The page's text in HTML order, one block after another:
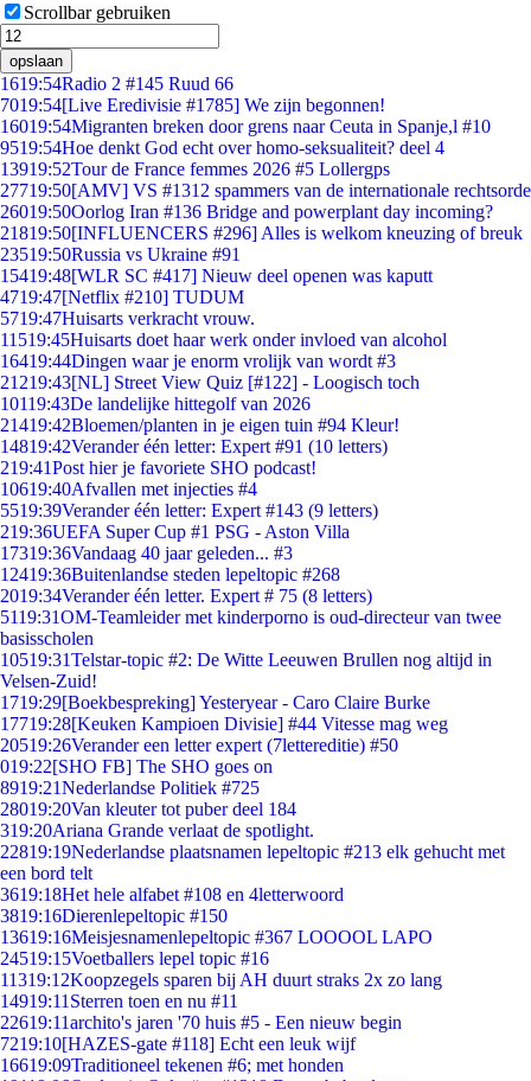
Scrollbar gebruiken
opslaan
1619:54Radio 2 #145 Ruud 66
7019:54[Live Eredivisie #1785] We zijn begonnen!
16019:54Migranten breken door grens naar Ceuta in Spanje,l #10
9519:54Hoe denkt God echt over homo-seksualiteit? deel 4
13919:52Tour de France femmes 2026 #5 Lollergps
27719:50[AMV] VS #1312 spammers van de internationale rechtsorde
26019:50Oorlog Iran #136 Bridge and powerplant day incoming?
21819:50[INFLUENCERS #296] Alles is welkom kneuzing of breuk
23519:50Russia vs Ukraine #91
15419:48[WLR SC #417] Nieuw deel openen was kaputt
4719:47[Netflix #210] TUDUM
5719:47Huisarts verkracht vrouw.
11519:45Huisarts doet haar werk onder invloed van alcohol
16419:44Dingen waar je enorm vrolijk van wordt #3
21219:43[NL] Street View Quiz [#122] - Loogisch toch
10119:43De landelijke hittegolf van 2026
21419:42Bloemen/planten in je eigen tuin #94 Kleur!
14819:42Verander één letter: Expert #91 (10 letters)
219:41Post hier je favoriete SHO podcast!
10619:40Afvallen met injecties #4
5519:39Verander één letter: Expert #143 (9 letters)
219:36UEFA Super Cup #1 PSG - Aston Villa
17319:36Vandaag 40 jaar geleden... #3
12419:36Buitenlandse steden lepeltopic #268
2019:34Verander één letter. Expert # 75 (8 letters)
5119:31OM-Teamleider met kinderporno is oud-directeur van twee
basisscholen
10519:31Telstar-topic #2: De Witte Leeuwen Brullen nog altijd in
Velsen-Zuid!
1719:29[Boekbespreking] Yesteryear - Caro Claire Burke
17719:28[Keuken Kampioen Divisie] #44 Vitesse mag weg
20519:26Verander een letter expert (7lettereditie) #50
019:22[SHO FB] The SHO goes on
8919:21Nederlandse Politiek #725
28019:20Van kleuter tot puber deel 184
319:20Ariana Grande verlaat de spotlight.
22819:19Nederlandse plaatsnamen lepeltopic #213 elk gehucht met
een bord telt
3619:18Het hele alfabet #108 en 4letterwoord
3819:16Dierenlepeltopic #150
13619:16Meisjesnamenlepeltopic #367 LOOOOL LAPO
24519:15Voetballers lepel topic #16
11319:12Koopzegels sparen bij AH duurt straks 2x zo lang
14919:11 Sterren toen en nu #11
22619:11archito's jaren '70 huis #5 - Een nieuw begin
7219:10[HAZES-gate #118] Echt een leuk wijf
16619:09Traditioneel tekenen #6; met honden